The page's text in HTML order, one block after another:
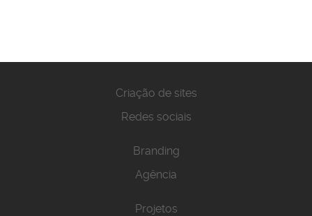
Criação de sites
Redes sociais
Branding
Agência
Projetos